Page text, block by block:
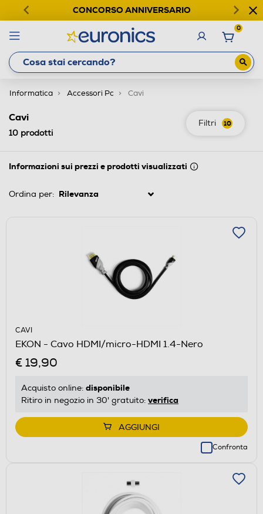
CONCORSO ANNIVERSARIO
0
Informatica Accessori Pc Cavi
Filtri 10
Cavi
10 prodotti
Informazioni sui prezzi e prodotti visualizzati
Ordina per:
CAVI
EKON - Cavo HDMI/micro-HDMI 1.4-Nero
€ 19,90
Acquisto online: disponibile
Ritiro in negozio in 30' gratuito: verifica
AGGIUNGI
Confronta